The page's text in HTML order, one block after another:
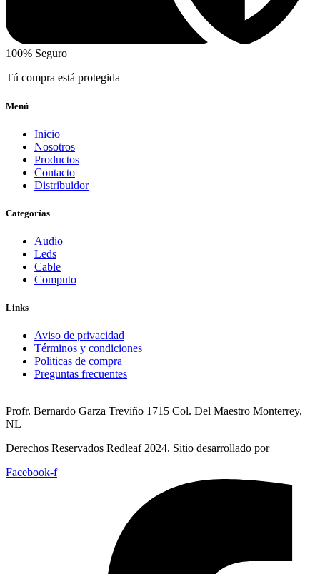
100% Seguro
Tú compra está protegida
Menú
Inicio
Nosotros
Productos
Contacto
Distribuidor
Categorías
Audio
Leds
Cable
Computo
Links
Aviso de privacidad
Términos y condiciones
Politicas de compra
Preguntas frecuentes
Profr. Bernardo Garza Treviño 1715 Col. Del Maestro Monterrey,
NL
Derechos Reservados Redleaf 2024. Sitio desarrollado por
Facebook-f